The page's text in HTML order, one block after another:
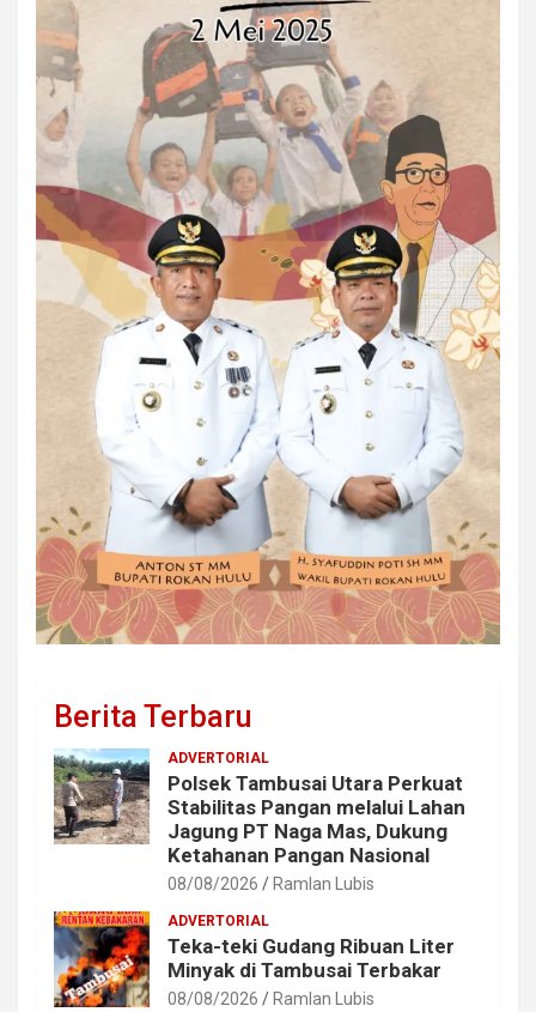
Berita Terbaru
ADVERTORIAL
Polsek Tambusai Utara Perkuat
Stabilitas Pangan melalui Lahan
Jagung PT Naga Mas, Dukung
Ketahanan Pangan Nasional
08/08/2026 Ramlan Lubis
ADVERTORIAL
Teka-teki Gudang Ribuan Liter
Minyak di Tambusai Terbakar
08/08/2026 Ramlan Lubis